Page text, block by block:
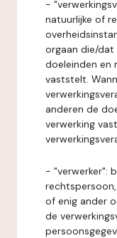
-
natuurlijke of
orgaan die/dat
doeleinden en
vaststelt.
anderen de
verwerking
- "verwerker":
of enig ander
de